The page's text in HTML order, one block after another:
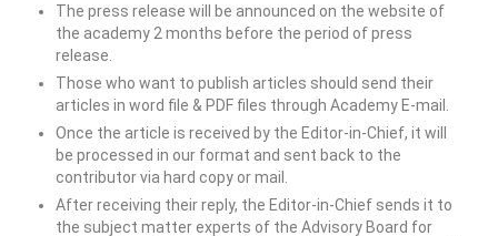
The press release will be announced on the website of
the academy 2 months before the period of press
release.
Those who want to publish articles should send their
articles in word file & PDF files through Academy E-mail.
Once the article is received by the Editor-in-Chief, it will
be processed in our format and sent back to the
contributor via hard copy or mail.
After receiving their reply, the Editor-in-Chief sends it to
the subject matter experts of the Advisory Board for